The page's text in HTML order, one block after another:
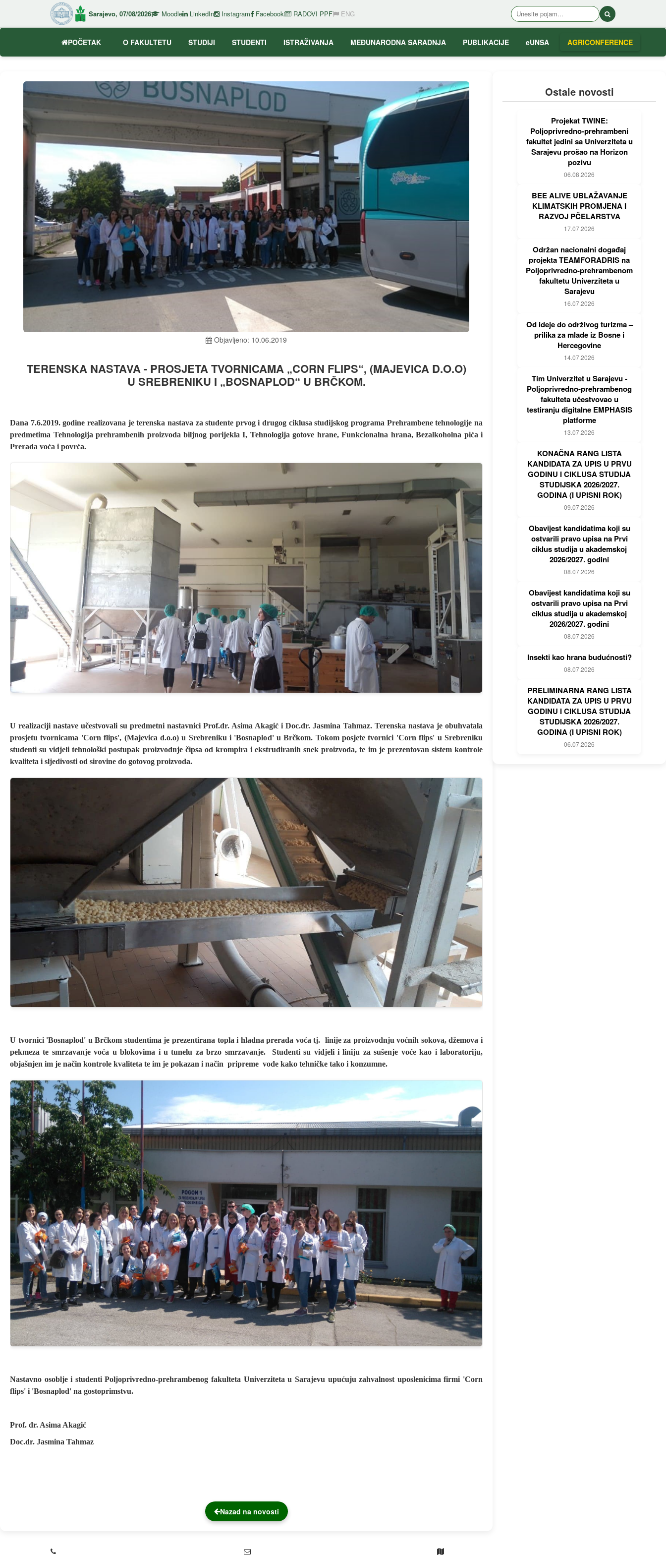
Sarajevo, 07/08/2026 Moodle LinkedIn Instagram Facebook RADOVI PPF ENG
POČETAK O FAKULTETU STUDIJI STUDENTI ISTRAŽIVANJA MEĐUNARODNA SARADNJA PUBLIKACIJE eUNSA AGRICONFERENCE
Objavljeno: 10.06.2019
TERENSKA NASTAVA - PROSJETA TVORNICAMA „CORN FLIPS“, (MAJEVICA D.O.O)
U SREBRENIKU I „BOSNAPLOD“ U BRČKOM.
Dana 7.6.2019. godine realizovana je terenska nastava za studente prvog i drugog ciklusa studijskog programa Prehrambene tehnologije na
predmetima Tehnologija prehrambenih proizvoda biljnog porijekla I, Tehnologija gotove hrane, Funkcionalna hrana, Bezalkoholna pića i
Prerada voća i povrća.
U realizaciji nastave učestvovali su predmetni nastavnici Prof.dr. Asima Akagić i Doc.dr. Jasmina Tahmaz. Terenska nastava je obuhvatala
prosjetu tvornicama 'Corn flips', (Majevica d.o.o) u Srebreniku i 'Bosnaplod' u Brčkom. Tokom posjete tvornici 'Corn flips' u Srebreniku
studenti su vidjeli tehnološki postupak proizvodnje čipsa od krompira i ekstrudiranih snek proizvoda, te im je prezentovan sistem kontrole
kvaliteta i sljedivosti od sirovine do gotovog proizvoda.
U tvornici 'Bosnaplod' u Brčkom studentima je prezentirana topla i hladna prerada voća tj. linije za proizvodnju voćnih sokova, džemova i
pekmeza te smrzavanje voća u blokovima i u tunelu za brzo smrzavanje. Studenti su vidjeli i liniju za sušenje voće kao i laboratoriju,
objašnjen im je način kontrole kvaliteta te im je pokazan i način pripreme vode kako tehničke tako i konzumne.
Nastavno osoblje i studenti Poljoprivredno-prehrambenog fakulteta Univerziteta u Sarajevu upućuju zahvalnost uposlenicima firmi 'Corn
flips' i 'Bosnaplod' na gostoprimstvu.
Prof. dr. Asima Akagić
Doc.dr. Jasmina Tahmaz
Nazad na novosti
Ostale novosti
Projekat TWINE:
Poljoprivredno-prehrambeni
fakultet jedini sa Univerziteta u
Sarajevu prošao na Horizon
pozivu
06.08.2026
BEE ALIVE UBLAŽAVANJE
KLIMATSKIH PROMJENA I
RAZVOJ PČELARSTVA
17.07.2026
Održan nacionalni događaj
projekta TEAMFORADRIS na
Poljoprivredno-prehrambenom
fakultetu Univerziteta u
Sarajevu
16.07.2026
Od ideje do održivog turizma –
prilika za mlade iz Bosne i
Hercegovine
14.07.2026
Tim Univerzitet u Sarajevu -
Poljoprivredno-prehrambenog
fakulteta učestvovao u
testiranju digitalne EMPHASIS
platforme
13.07.2026
KONAČNA RANG LISTA
KANDIDATA ZA UPIS U PRVU
GODINU I CIKLUSA STUDIJA
STUDIJSKA 2026/2027.
GODINA (I UPISNI ROK)
09.07.2026
Obavijest kandidatima koji su
ostvarili pravo upisa na Prvi
ciklus studija u akademskoj
2026/2027. godini
08.07.2026
Obavijest kandidatima koji su
ostvarili pravo upisa na Prvi
ciklus studija u akademskoj
2026/2027. godini
08.07.2026
Insekti kao hrana budućnosti?
08.07.2026
PRELIMINARNA RANG LISTA
KANDIDATA ZA UPIS U PRVU
GODINU I CIKLUSA STUDIJA
STUDIJSKA 2026/2027.
GODINA (I UPISNI ROK)
06.07.2026